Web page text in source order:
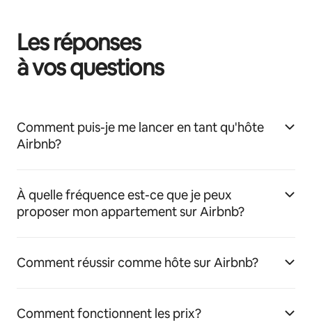
Les réponses
à vos questions
Comment puis-je me lancer en tant qu'hôte
Airbnb?
À quelle fréquence est-ce que je peux
proposer mon appartement sur Airbnb?
Comment réussir comme hôte sur Airbnb?
Comment fonctionnent les prix?